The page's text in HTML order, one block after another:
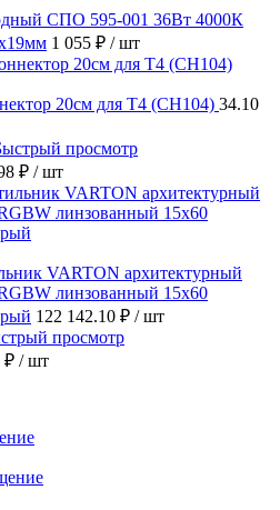
СПО 595-001 36Вт 4000К
1 055 ₽ / шт
20см для T4 (СН104) 34.10
просмотр
₽ / шт
VARTON архитектурный
линзованный 15x60
122 142.10 ₽ / шт
просмотр
₽ / шт